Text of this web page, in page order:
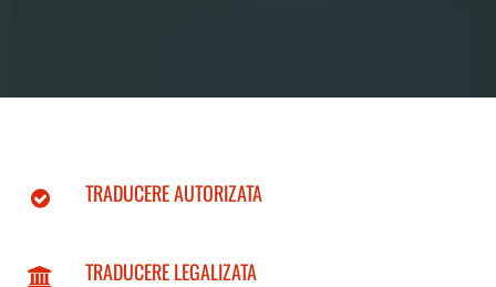
TRADUCERE AUTORIZATA
TRADUCERE LEGALIZATA